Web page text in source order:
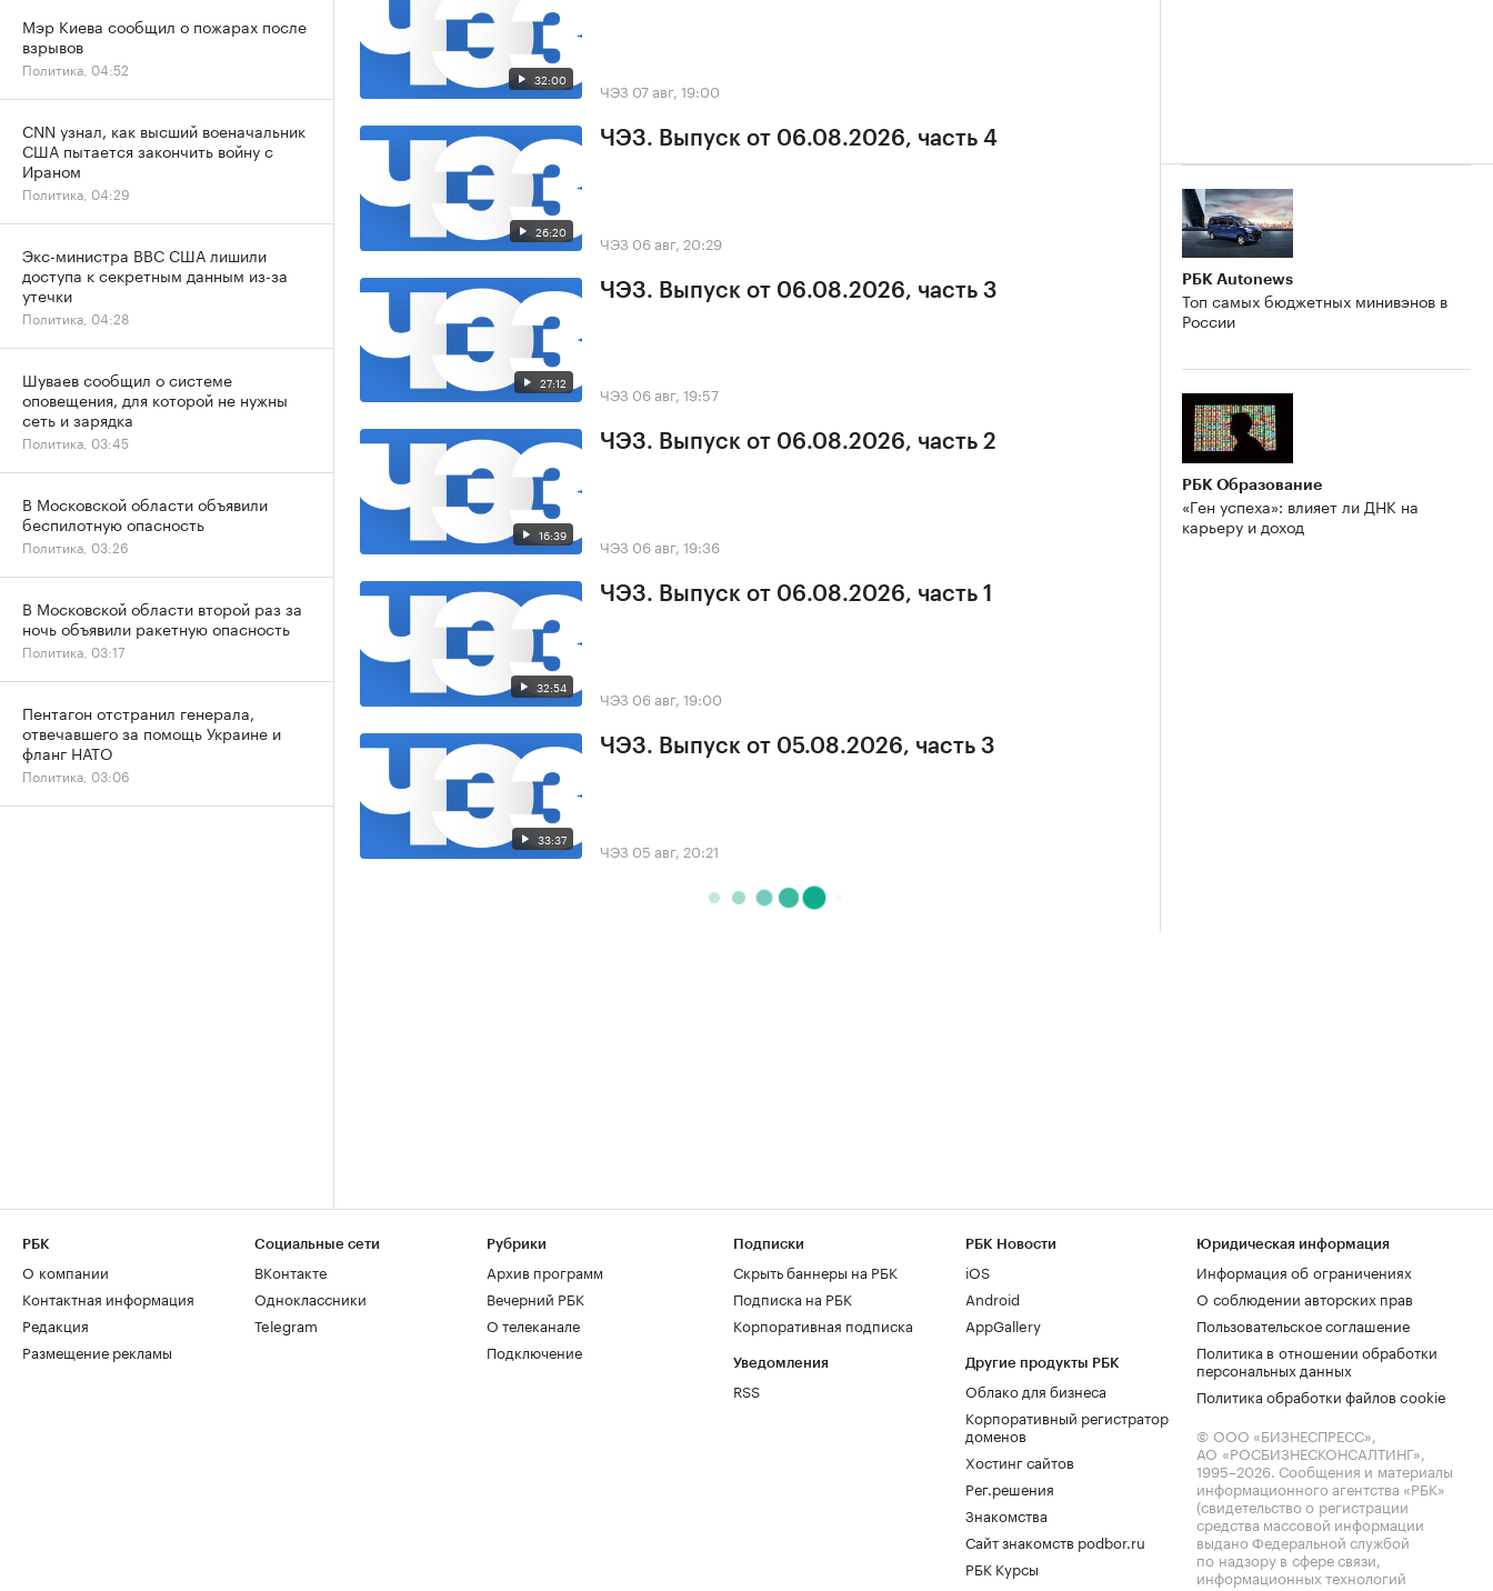
32:00 ЧЭЗ 07 авг, 19:00
26:20
ЧЭЗ. Выпуск от 06.08.2026, часть 4
ЧЭЗ 06 авг, 20:29
27:12
ЧЭЗ. Выпуск от 06.08.2026, часть 3
ЧЭЗ 06 авг, 19:57
16:39
ЧЭЗ. Выпуск от 06.08.2026, часть 2
ЧЭЗ 06 авг, 19:36
32:54
ЧЭЗ. Выпуск от 06.08.2026, часть 1
ЧЭЗ 06 авг, 19:00
33:37
ЧЭЗ. Выпуск от 05.08.2026, часть 3
ЧЭЗ 05 авг, 20:21
РБК Autonews
Топ самых бюджетных минивэнов в
России
РБК Образование
«Ген успеха»: влияет ли ДНК на
карьеру и доход
Мэр Киева сообщил о пожарах после
взрывов
Политика, 04:52
CNN узнал, как высший военачальник
США пытается закончить войну с
Ираном
Политика, 04:29
Экс-министра ВВС США лишили
доступа к секретным данным из-за
утечки
Политика, 04:28
Шуваев сообщил о системе
оповещения, для которой не нужны
сеть и зарядка
Политика, 03:45
В Московской области объявили
беспилотную опасность
Политика, 03:26
В Московской области второй раз за
ночь объявили ракетную опасность
Политика, 03:17
Пентагон отстранил генерала,
отвечавшего за помощь Украине и
фланг НАТО
Политика, 03:06
РБК
О компании
Контактная информация
Редакция
Размещение рекламы
Социальные сети
ВКонтакте
Одноклассники
Telegram
Рубрики
Архив программ
Вечерний РБК
О телеканале
Подключение
Подписки
Скрыть баннеры на РБК
Подписка на РБК
Корпоративная подписка
Уведомления
RSS
РБК Новости
iOS
Android
AppGallery
Другие продукты РБК
Облако для бизнеса
Корпоративный регистратор
доменов
Хостинг сайтов
Рег.решения
Знакомства
Сайт знакомств podbor.ru
РБК Курсы
Юридическая информация
Информация об ограничениях
О соблюдении авторских прав
Пользовательское соглашение
Политика в отношении обработки
персональных данных
Политика обработки файлов cookie
© ООО «БИЗНЕСПРЕСС»,
АО «РОСБИЗНЕСКОНСАЛТИНГ»,
1995–2026. Сообщения и материалы
информационного агентства «РБК»
(свидетельство о регистрации
средства массовой информации
выдано Федеральной службой
по надзору в сфере связи,
информационных технологий